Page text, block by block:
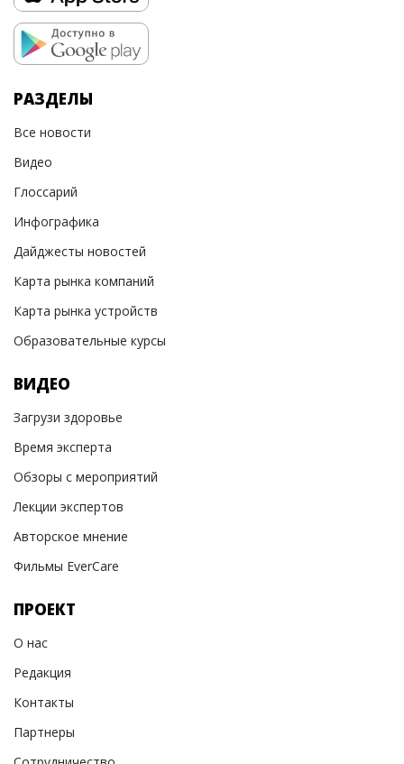
РАЗДЕЛЫ
Все новости
Видео
Глоссарий
Инфографика
Дайджесты новостей
Карта рынка компаний
Карта рынка устройств
Образовательные курсы
ВИДЕО
Загрузи здоровье
Время эксперта
Обзоры с мероприятий
Лекции экспертов
Авторское мнение
Фильмы EverCare
ПРОЕКТ
О нас
Редакция
Контакты
Партнеры